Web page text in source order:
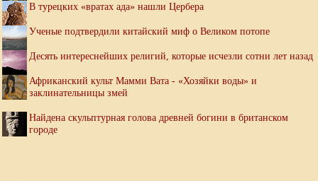
В турецких «вратах ада» нашли Цербера
Ученые подтвердили китайский миф о Великом потопе
Десять интереснейших религий, которые исчезли сотни лет назад
Африканский культ Мамми Вата - «Хозяйки воды» и
заклинательницы змей
Найдена скульптурная голова древней богини в британском
городе